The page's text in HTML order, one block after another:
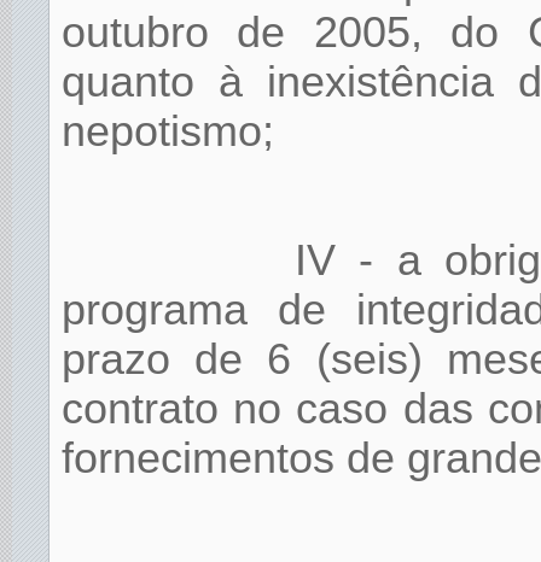
outubro de 2005, do
quanto à inexistência
nepotismo;
IV - a
programa de
prazo de 6 (seis)
contrato no caso das
fornecimentos de